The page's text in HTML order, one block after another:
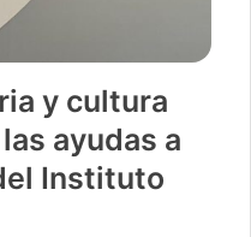
y cultura
ayudas a
Instituto